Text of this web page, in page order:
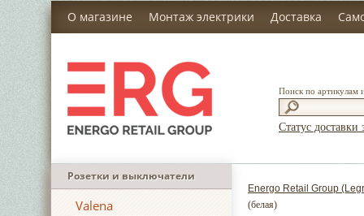
О магазине Монтаж электрики Доставка
Поиск по артикулам
Статус доставки
Розетки и выключатели
Valena
Energo Retail Group
(белая)